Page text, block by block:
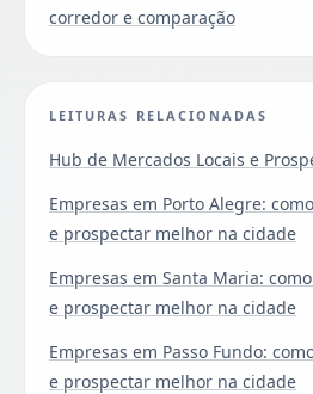
corredor e comparação
LEITURAS RELACIONADAS
Hub de Mercados Locais e
Empresas em Porto Alegre:
e prospectar melhor na cidade
Empresas em Santa Maria:
e prospectar melhor na cidade
Empresas em Passo Fundo:
e prospectar melhor na cidade